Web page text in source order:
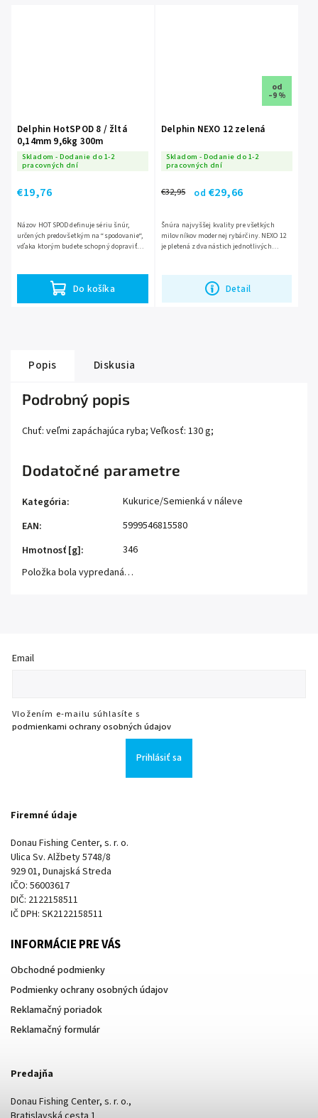
Delphin HotSPOD 8 / žltá
0,14mm 9,6kg 300m
Skladom - Dodanie do 1-2
pracovných dní
€19,76
Do košíka
Názov HOT SPOD definuje sériu šnúr,
určených predovšetkým na “spodovanie“,
vďaka ktorým budete schopný dopraviť
od
–9 %
Delphin NEXO 12 zelená
Skladom - Dodanie do 1-2
pracovných dní
€32,95 od €29,66
Detail
Šnúra najvyššej kvality pre všetkých
milovníkov modernej rybárčiny. NEXO 12
je pletená z dvanástich jednotlivých
Popis Diskusia
Podrobný popis
Chuť: veľmi zapáchajúca ryba; Veľkosť: 130 g;
Dodatočné parametre
Kategória:
Kukurice/Semienká v náleve
EAN:
5999546815580
Hmotnosť [g]:
346
Položka bola vypredaná…
Email
Vložením e-mailu súhlasíte s
podmienkami ochrany osobných údajov
Prihlásiť sa
Firemné údaje
Donau Fishing Center, s. r. o.
Ulica Sv. Alžbety 5748/8
929 01, Dunajská Streda
IČO: 56003617
DIČ: 2122158511
IČ DPH: SK2122158511
INFORMÁCIE PRE VÁS
Obchodné podmienky
Podmienky ochrany osobných údajov
Reklamačný poriadok
Reklamačný formulár
Predajňa
Donau Fishing Center, s. r. o.,